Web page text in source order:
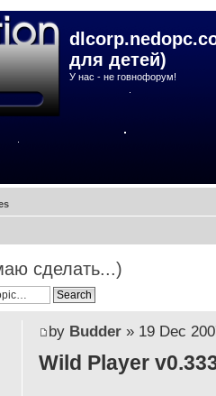
для детей)
У нас - не говнофорум!
сделать...)
by Budder» 19 Dec
Wild Player